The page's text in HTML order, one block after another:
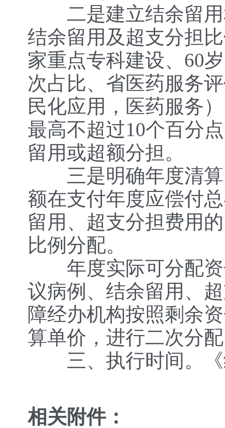
二是建立结余留用
结余留用及超支分担
家重点专科建设、60
次占比、省医药服务
民化应用，医药服务
最高不超过10个百分
留用或超额分担。
三是明确年度清算
额在支付年度应偿付
留用、超支分担费用
比例分配。
年度实际可分配资
议病例、结余留用、
障经办机构按照剩余
算单价，进行二次分
三、执行时间。《
相关附件：